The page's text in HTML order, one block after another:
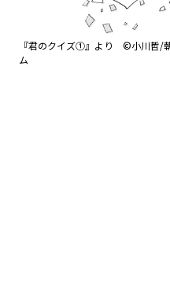
『君のクイズ①』より ©小川哲/
ム